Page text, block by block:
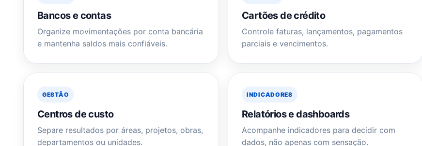
Bancos e contas
Organize movimentações por conta bancária
e mantenha saldos mais confiáveis.
Cartões de crédito
Controle faturas, lançamentos, pagamentos
parciais e vencimentos.
GESTÃO
Centros de custo
Separe resultados por áreas, projetos, obras,
departamentos ou unidades.
INDICADORES
Relatórios e dashboards
Acompanhe indicadores para decidir com
dados, não apenas com sensação.